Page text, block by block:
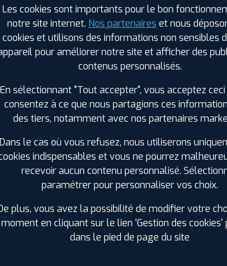
PROFIL PLUS DANS LES
Noyal-Châtillon-sur-Seiche (35)
Sablé-sur-Sarthe (72)
Évron
PROFIL PLUS DANS LES
ORNE (61)
+ D'INFOS
INDRE-ET-LOIRE (37)
+ D'INFOS
Les cookies sont importants pour le bon
notre site internet. Nos partenaires et nous
cookies et utilisons des informations non sensibles
pour améliorer notre site et afficher des
contenus personnalisés.
En sélectionnant "Tout accepter", vous acceptez
consentez à ce que nous partagions ces
des tiers, notamment avec nos partenaires
Dans le cas où vous refusez, nous utiliserons
indispensables et vous ne pourrez
recevoir aucun contenu personnalisé.
paramétrer pour personnaliser vos choix.
plus, vous avez la possibilité de modifier votre
moment en cliquant sur le lien 'Gestion des cookies'
dans le pied de page du site